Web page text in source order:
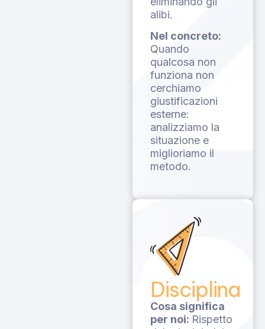
alibi.
Nel concreto:
Quando
qualcosa non
funziona non
cerchiamo
giustificazioni
esterne:
analizziamo la
situazione e
miglioriamo il
metodo.
Disciplina
Cosa significa
per noi: Rispetto